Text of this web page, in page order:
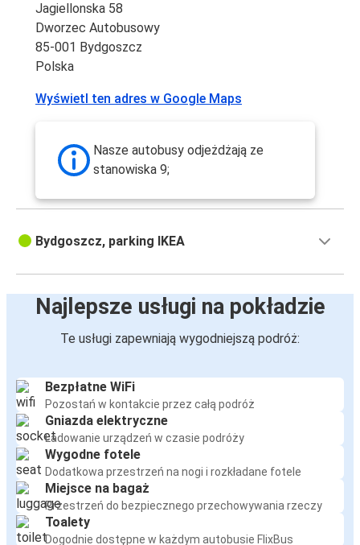
Jagiellonska 58
Dworzec Autobusowy
85-001 Bydgoszcz
Polska
Wyświetl ten adres w Google Maps
Nasze autobusy odjeżdżają ze
stanowiska 9;
Bydgoszcz, parking IKEA
Najlepsze usługi na pokładzie
Te usługi zapewniają wygodniejszą podróż:
Bezpłatne WiFi
Pozostań w kontakcie przez całą podróż
Gniazda elektryczne
Ładowanie urządzeń w czasie podróży
Wygodne fotele
Dodatkowa przestrzeń na nogi i rozkładane fotele
Miejsce na bagaż
Przestrzeń do bezpiecznego przechowywania rzeczy
Toalety
Dogodnie dostępne w każdym autobusie FlixBus